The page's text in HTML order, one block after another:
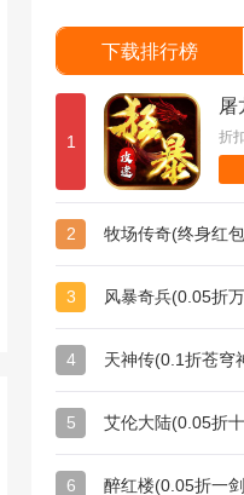
下载排行榜
1 折
2 牧场传奇(终身红
3 风暴奇兵(0.05折
4 天神传(0.1折苍穹
5 艾伦大陆(0.05折
6 醉红楼(0.05折一